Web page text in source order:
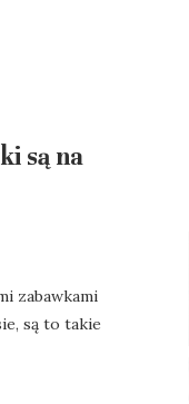
są na
zabawkami
są to takie